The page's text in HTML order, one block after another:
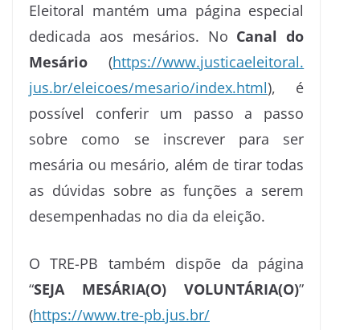
Eleitoral mantém uma página especial
dedicada aos mesários. No Canal do
Mesário (https://www.justicaeleitoral.
jus.br/eleicoes/mesario/index.html), é
possível conferir um passo a passo
sobre como se inscrever para ser
mesária ou mesário, além de tirar todas
as dúvidas sobre as funções a serem
desempenhadas no dia da eleição.
O TRE-PB também dispõe da página
“SEJA MESÁRIA(O) VOLUNTÁRIA(O)”
(https://www.tre-pb.jus.br/